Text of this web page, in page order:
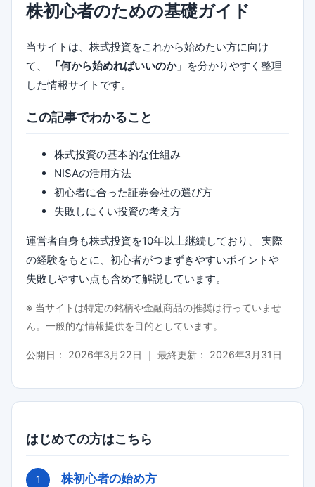
株初心者のための基礎ガイド
当サイトは、株式投資をこれから始めたい方に向け
て、
「何から始めればいいのか」 を分かりやすく整理
した情報サイトです。
この記事でわかること
株式投資の基本的な仕組み
NISAの活用方法
初心者に合った証券会社の選び方
失敗しにくい投資の考え方
運営者自身も株式投資を10年以上継続しており、 実際
の経験をもとに、初心者がつまずきやすいポイントや
失敗しやすい点も含めて解説しています。
※ 当サイトは特定の銘柄や金融商品の推奨は行っていませ
ん。一般的な情報提供を目的としています。
公開日： 2026年3月22日 ｜ 最終更新： 2026年3月31日
はじめての方はこちら
株初心者の始め方